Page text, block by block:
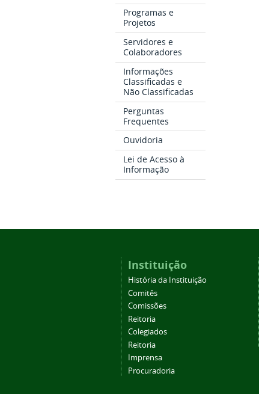
Programas e
Projetos
Servidores e
Colaboradores
Informações
Classificadas e
Não Classificadas
Perguntas
Frequentes
Ouvidoria
Lei de Acesso à
Informação
Instituição
História da Instituição
Comitês
Comissões
Reitoria
Colegiados
Reitoria
Imprensa
Procuradoria